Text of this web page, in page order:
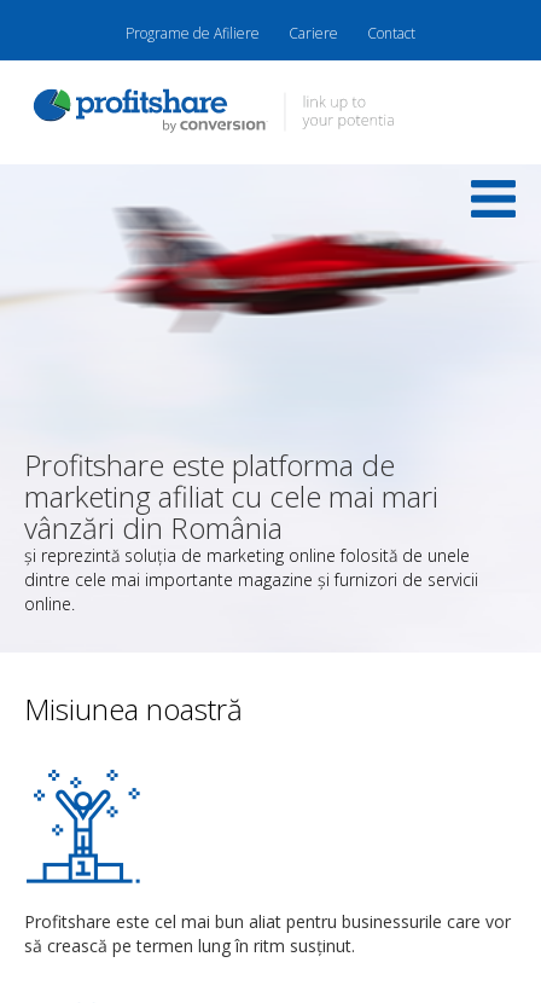
Programe de Afiliere Cariere Contact
Profitshare este platforma de
marketing afiliat cu cele mai mari
vânzări din România
și reprezintă soluția de marketing online folosită de unele
dintre cele mai importante magazine și furnizori de servicii
online.
Misiunea noastră
Profitshare este cel mai bun aliat pentru businessurile care vor
să crească pe termen lung în ritm susținut.